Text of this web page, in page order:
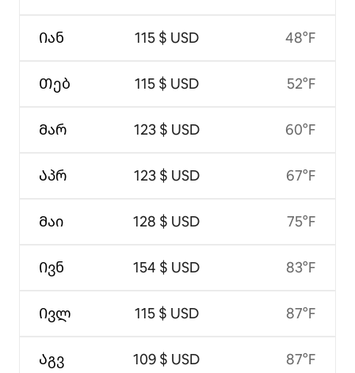
Იან
Თებ
Მარ
Აპრ
Მაი
Ივნ
Ივლ
Აგვ
115 $ USD
115 $ USD
123 $ USD
123 $ USD
128 $ USD
154 $ USD
115 $ USD
109 $ USD
48°F
52°F
60°F
67°F
75°F
83°F
87°F
87°F